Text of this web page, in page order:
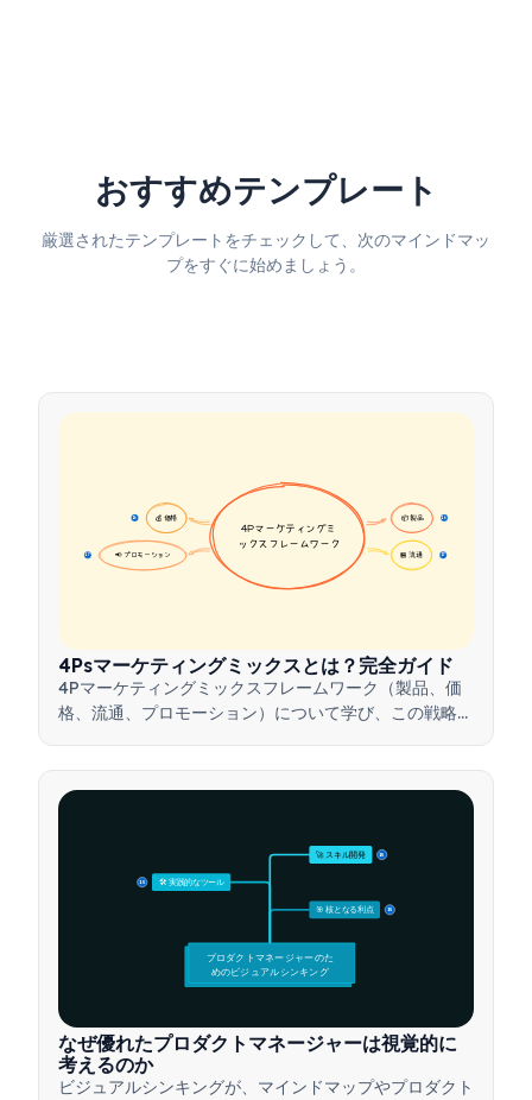
おすすめテンプレート
厳選されたテンプレートをチェックして、次のマインドマッ
プをすぐに始めましょう。
📦 製品 16
💰 価格
16
🏪 流通 17
📢 プロモーション
17
4Pマーケティングミ
ックスフレームワーク
4Psマーケティングミックスとは？完全ガイド
4Pマーケティングミックスフレームワーク（製品、価
格、流通、プロモーション）について学び、この戦略的
🎯 核となる利点 15
🛠️ 実践的なツール
15
🚀 スキル開発 15
プロダクトマネージャーのた
めのビジュアルシンキング
なぜ優れたプロダクトマネージャーは視覚的に
考えるのか
ビジュアルシンキングが、マインドマップやプロダクト